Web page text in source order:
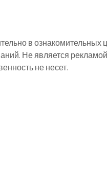
в ознакомительных
Не является
не несет.